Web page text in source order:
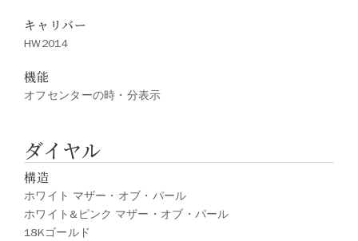
キャリバー
HW2014
機能
オフセンターの時・分表示
ダイヤル
構造
ホワイト マザー・オブ・パール
ホワイト&ピンク マザー・オブ・パール
18Kゴールド